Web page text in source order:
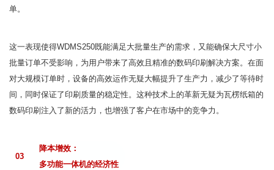
单。
这一表现使得WDMS250既能满足大批量生产的需求，又能确保大尺寸小
批量订单不受影响，为用户带来了高效且精准的数码印刷解决方案。在面
对大规模订单时，设备的高效运作无疑大幅提升了生产力，减少了等待时
间，同时保证了印刷质量的稳定性。这种技术上的革新无疑为瓦楞纸箱的
数码印刷注入了新的活力，也增强了客户在市场中的竞争力。
03
降本增效：
多功能一体机的经济性